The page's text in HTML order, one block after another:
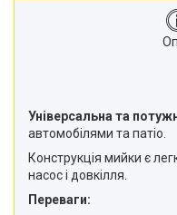
Універсальна та
автомобілями та патіо.
Конструкція мийки є
насос і довкілля.
Переваги: